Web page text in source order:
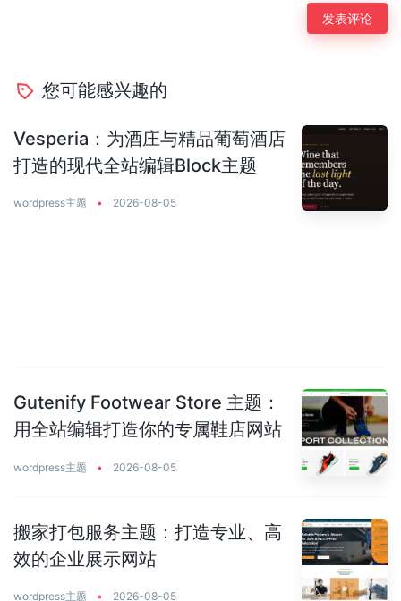
您可能感兴趣的
Vesperia：为酒庄与精品葡萄酒店
打造的现代全站编辑Block主题
wordpress主题 • 2026-08-05
Gutenify Footwear Store 主题：
用全站编辑打造你的专属鞋店网站
wordpress主题 • 2026-08-05
搬家打包服务主题：打造专业、高
效的企业展示网站
wordpress主题 • 2026-08-05